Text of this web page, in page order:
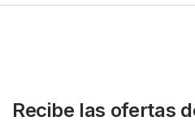
Recibe las ofertas